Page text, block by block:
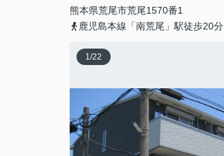
熊本県荒尾市荒尾1570番1
鹿児島本線「南荒尾」駅徒歩20分
1/22